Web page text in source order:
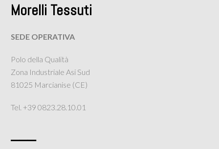
Morelli Tessuti
SEDE OPERATIVA
Polo della Qualità
Zona Industriale Asi Sud
81025 Marcianise (CE)
Tel. +39 0823.28.10.01